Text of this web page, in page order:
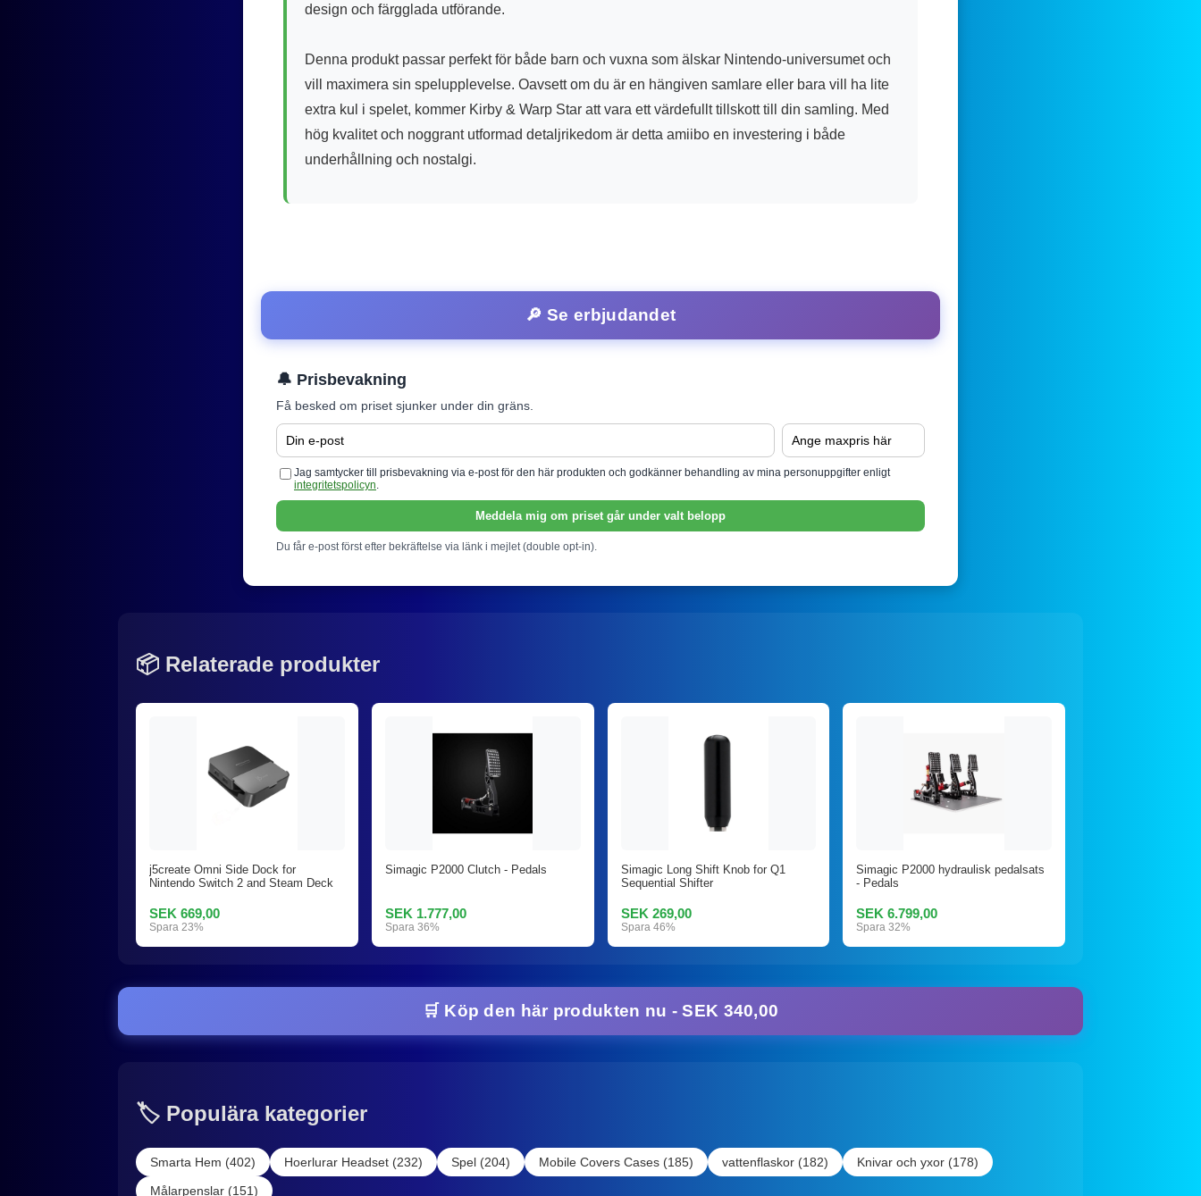
design och färgglada utförande.
Denna produkt passar perfekt för både barn och vuxna som älskar Nintendo-universumet och
vill maximera sin spelupplevelse. Oavsett om du är en hängiven samlare eller bara vill ha lite
extra kul i spelet, kommer Kirby & Warp Star att vara ett värdefullt tillskott till din samling. Med
hög kvalitet och noggrant utformad detaljrikedom är detta amiibo en investering i både
underhållning och nostalgi.
🔎 Se erbjudandet
🔔 Prisbevakning
Få besked om priset sjunker under din gräns.
Jag samtycker till prisbevakning via e-post för den här produkten och godkänner behandling av mina personuppgifter enligt
integritetspolicyn.
Meddela mig om priset går under valt belopp
Du får e-post först efter bekräftelse via länk i mejlet (double opt-in).
📦 Relaterade produkter
j5create Omni Side Dock for
Nintendo Switch 2 and Steam Deck
SEK 669,00
Spara 23%
Simagic P2000 Clutch - Pedals
SEK 1.777,00
Spara 36%
Simagic Long Shift Knob for Q1
Sequential Shifter
SEK 269,00
Spara 46%
Simagic P2000 hydraulisk pedalsats
- Pedals
SEK 6.799,00
Spara 32%
🛒 Köp den här produkten nu - SEK 340,00
🏷️ Populära kategorier
Smarta Hem (402) Hoerlurar Headset (232) Spel (204) Mobile Covers Cases (185) vattenflaskor (182)
Knivar och yxor (178)
Målarpenslar (151)